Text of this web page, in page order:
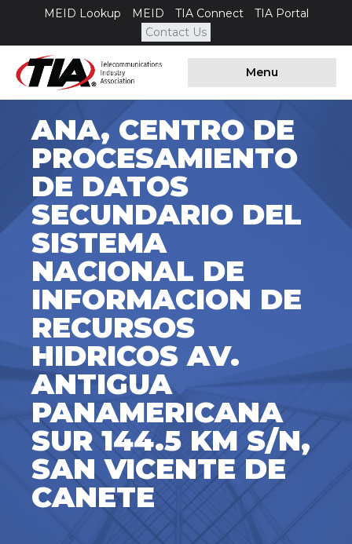
MEID Lookup MEID TIA Connect
TIA Portal
Contact Us
Menu
ANA, CENTRO DE
PROCESAMIENTO
DE DATOS
SECUNDARIO DEL
SISTEMA
NACIONAL DE
INFORMACION DE
RECURSOS
HIDRICOS AV.
ANTIGUA
PANAMERICANA
SUR 144.5 KM S/N,
SAN VICENTE DE
CANETE